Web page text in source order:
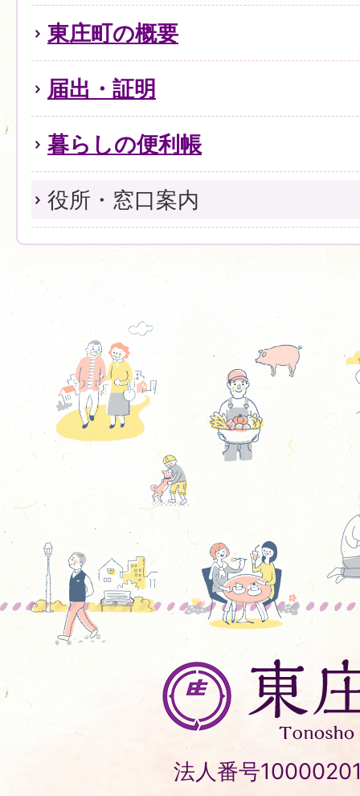
東庄町の概要
届出・証明
暮らしの便利帳
役所・窓口案内
東
庄
町
Tonosho
Town
法人番号